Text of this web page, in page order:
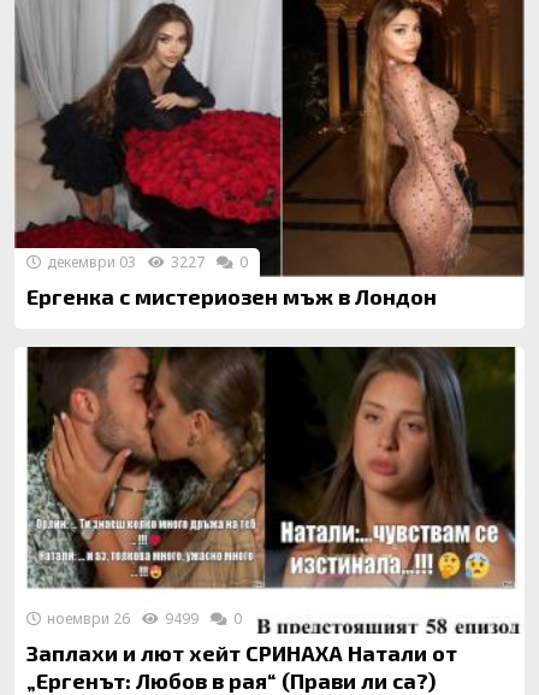
Ергенка с мистериозен мъж в Лондон
декември 03 3227 0
Заплахи и лют хейт СРИНАХА Натали от
„Ергенът: Любов в рая“ (Прави ли са?)
ноември 26 9499 0